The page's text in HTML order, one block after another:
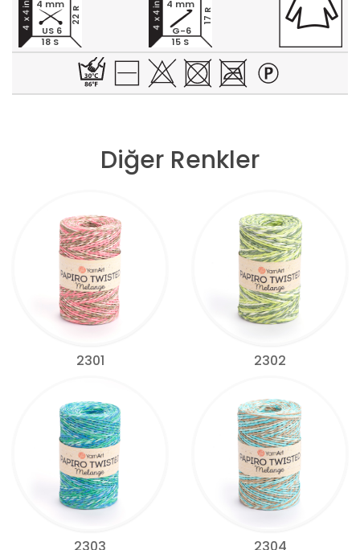
18 S
22 R
4 mm
US 6
15 S
17 R
4 mm
G-6
Diğer Renkler
2301 2302